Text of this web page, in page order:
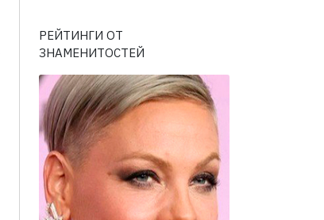
РЕЙТИНГИ ОТ
ЗНАМЕНИТОСТЕЙ